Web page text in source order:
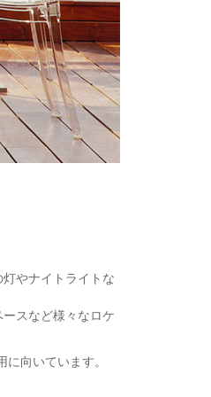
やナイトライトな
スなど様々なロケ
向いています。